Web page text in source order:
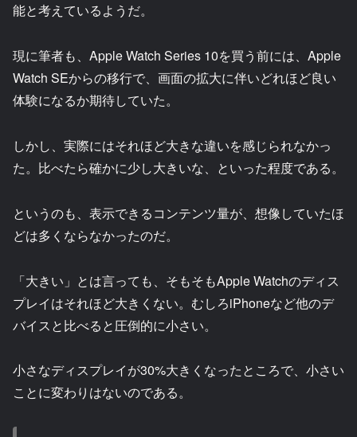
能と考えているようだ。
現に筆者も、Apple Watch Series 10を買う前には、Apple
Watch SEからの移行で、画面の拡大に伴いどれほど良い
体験になるか期待していた。
しかし、実際にはそれほど大きな違いを感じられなかっ
た。比べたら確かに少し大きいな、といった程度である。
というのも、表示できるコンテンツ量が、想像していたほ
どは多くならなかったのだ。
「大きい」とは言っても、そもそもApple Watchのディス
プレイはそれほど大きくない。むしろiPhoneなど他のデ
バイスと比べると圧倒的に小さい。
小さなディスプレイが30%大きくなったところで、小さい
ことに変わりはないのである。